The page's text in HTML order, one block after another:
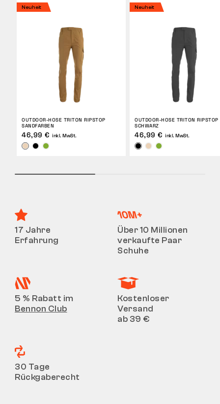
Neuheit
OUTDOOR-HOSE TRITON RIPSTOP
SANDFARBEN
46,99 € inkl. MwSt.
Neuheit
OUTDOOR-HOSE TRITON RIPSTOP
SCHWARZ
46,99 € inkl. MwSt.
17 Jahre
Erfahrung
Über 10 Millionen
verkaufte Paar
Schuhe
5 % Rabatt im
Bennon Club
Kostenloser
Versand
ab 39 €
30 Tage
Rückgaberecht